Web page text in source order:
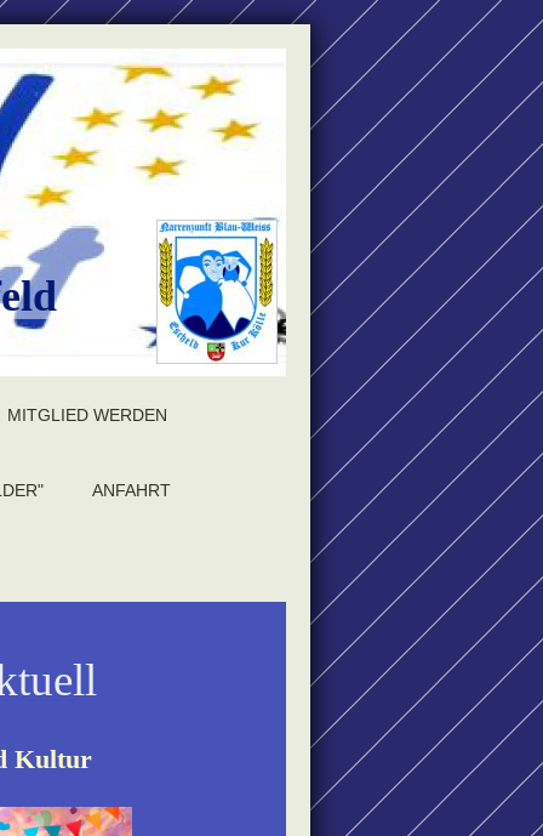
MITGLIED WERDEN
ANFAHRT
Kultur